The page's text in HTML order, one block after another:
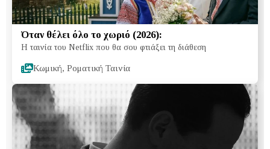
Όταν θέλει όλο το χωριό (2026):
Η ταινία του Netflix που θα σου φτιάξει τη διάθεση
Κωμική, Ροματική Ταινία